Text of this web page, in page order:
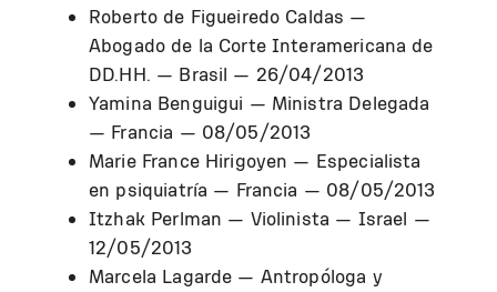
Roberto de Figueiredo Caldas —
Abogado de la Corte Interamericana de
DD.HH. — Brasil — 26/04/2013
Yamina Benguigui — Ministra Delegada
— Francia — 08/05/2013
Marie France Hirigoyen — Especialista
en psiquiatría — Francia — 08/05/2013
Itzhak Perlman — Violinista — Israel —
12/05/2013
Marcela Lagarde — Antropóloga y